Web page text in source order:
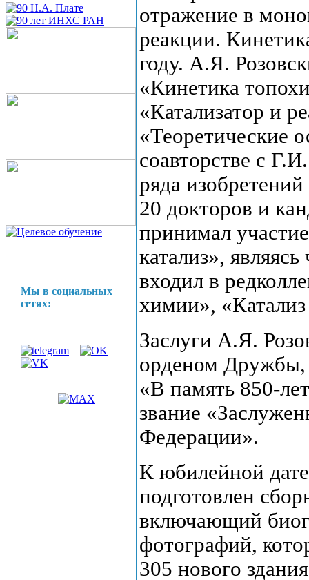
Мы в социальных
сетях:
отражение в
реакции.
году. А.Я.
«Кинетика
«Катализатор и
«Теоретические
соавторстве с
ряда
20 докторов и
принимал
катализ»,
входил в
химии»,
Заслуги А.Я.
орденом Дружбы,
«В память 850-
звание
Федерации».
К юбилейной
подготовлен
включающий
фотографий,
305 нового